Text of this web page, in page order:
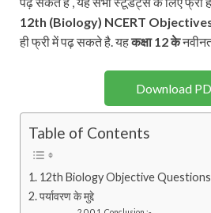
12th (Biology) NCERT
ही फ्री में पढ़ सकते है. यहकक्षा 12 के
Download
Table of Contents
12th Biology Objective
पर्यावरण के मुद्दे